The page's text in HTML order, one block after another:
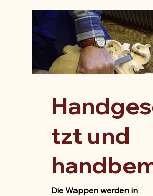
tzt und
Die Wappen werden in